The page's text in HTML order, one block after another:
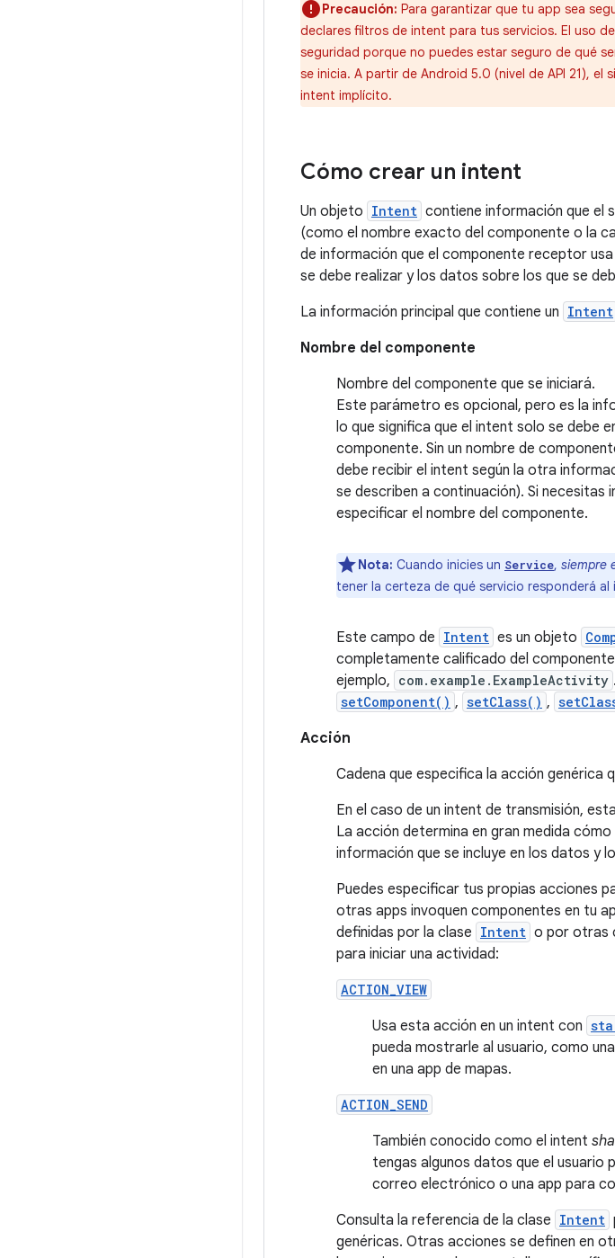
Precaución: Para garantizar que tu app sea
declares filtros de intent para tus servicios. El uso
seguridad porque no puedes estar seguro de qué
se inicia. A partir de Android 5.0 (nivel de API 21), el
intent implícito.
Cómo crear un intent
Un objeto Intent contiene información que el
(como el nombre exacto del componente o la
de información que el componente receptor
se debe realizar y los datos sobre los que se
La información principal que contiene un Intent
Nombre del componente
Nombre del componente que se iniciará.
Este parámetro es opcional, pero es la
lo que significa que el intent solo se debe
componente. Sin un nombre de
debe recibir el intent según la otra
se describen a continuación). Si
especificar el nombre del componente.
Nota: Cuando inicies un Service, siempre
tener la certeza de qué servicio responderá
Este campo de Intent es un objeto
completamente calificado del
ejemplo, com.example.ExampleActivity
setComponent() , setClass() ,
Acción
Cadena que especifica la acción genérica
En el caso de un intent de transmisión,
La acción determina en gran medida
información que se incluye en los datos y
Puedes especificar tus propias acciones
otras apps invoquen componentes en tu
definidas por la clase Intent o por otras
para iniciar una actividad:
ACTION_VIEW
Usa esta acción en un intent con
pueda mostrarle al usuario, como
en una app de mapas.
ACTION_SEND
También conocido como el intent
tengas algunos datos que el
correo electrónico o una app para
Consulta la referencia de la clase Intent
genéricas. Otras acciones se definen en